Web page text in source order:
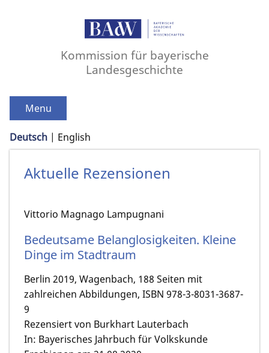
Kommission für bayerische
Landesgeschichte
Menu
Deutsch English
Aktuelle Rezensionen
Vittorio Magnago Lampugnani
Bedeutsame Belanglosigkeiten. Kleine
Dinge im Stadtraum
Berlin 2019, Wagenbach, 188 Seiten mit
zahlreichen Abbildungen, ISBN 978-3-8031-3687-
9
Rezensiert von Burkhart Lauterbach
In: Bayerisches Jahrbuch für Volkskunde